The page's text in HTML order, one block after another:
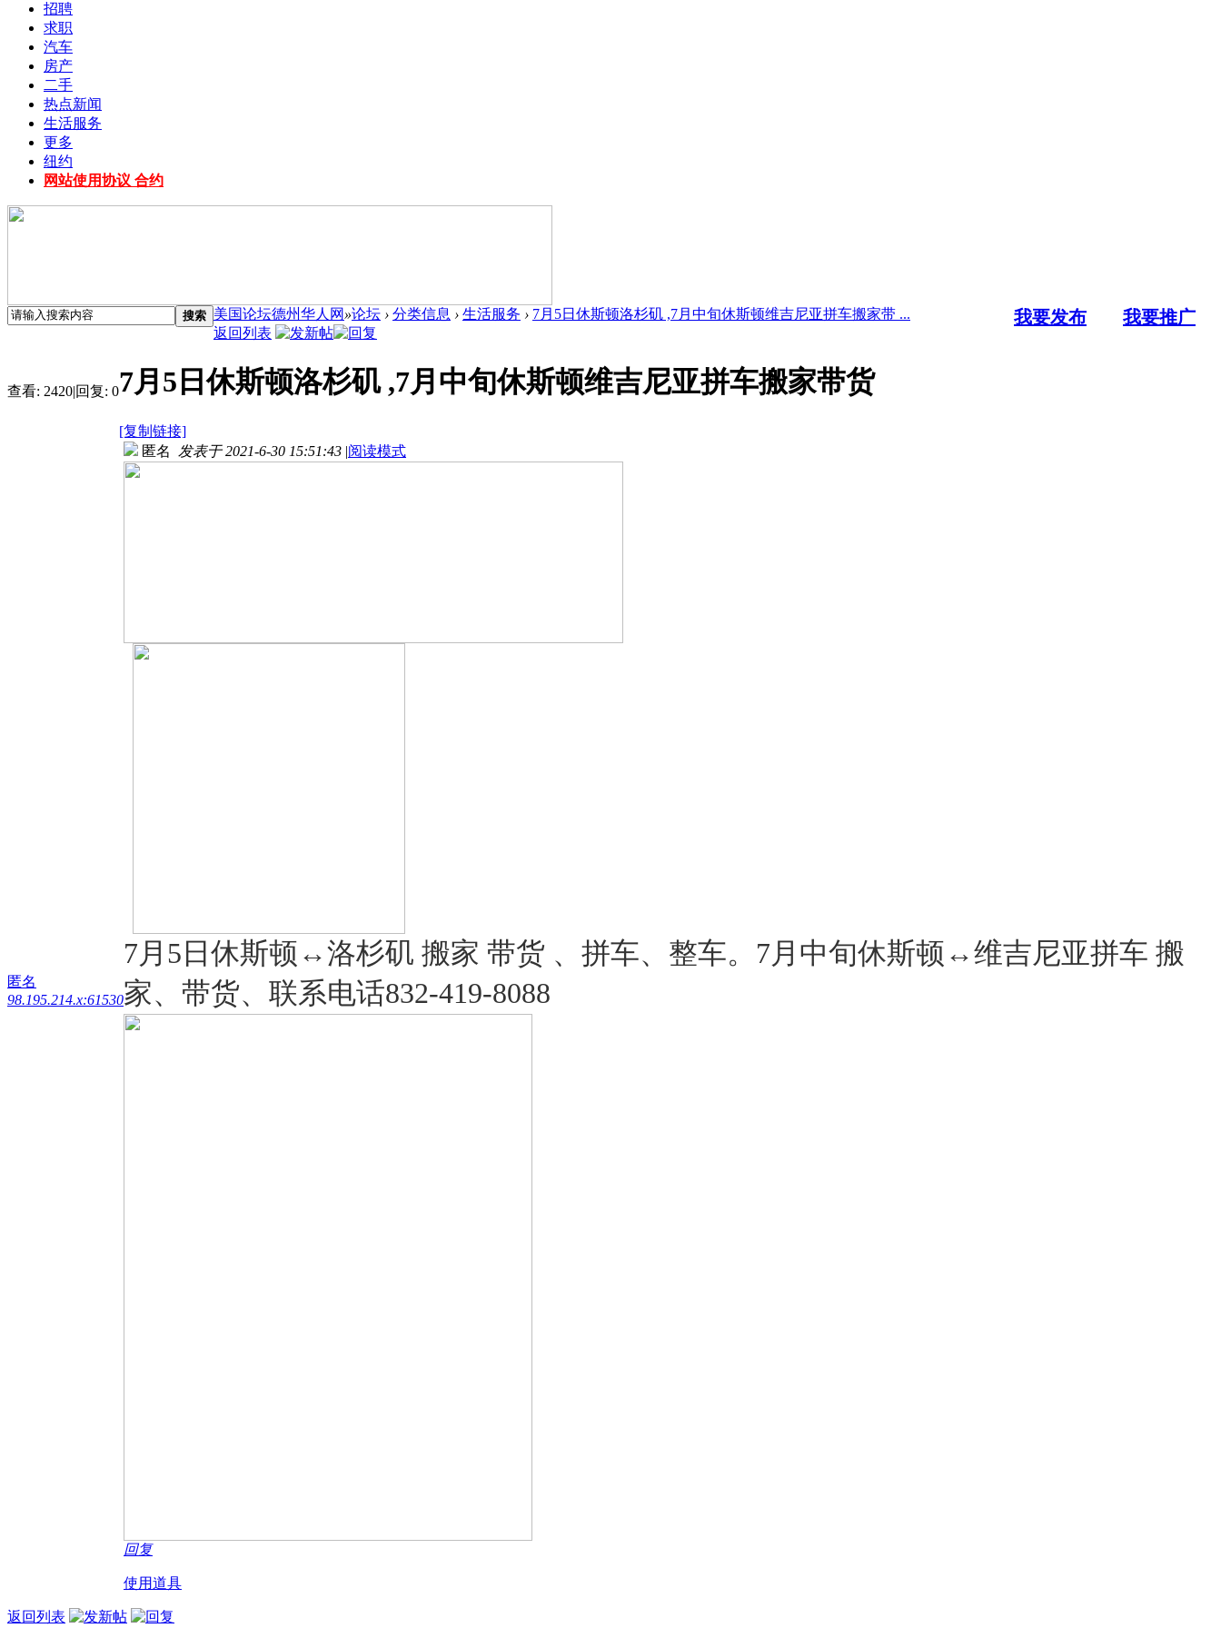
招聘
求职
汽车
房产
二手
热点新闻
生活服务
更多
纽约
网站使用协议 合约
搜索 我要发布 我要推广
美国论坛德州华人网 »论坛 › 分类信息 › 生活服务 › 7月5日休斯顿洛杉矶 ,7月中旬休斯顿维吉尼亚拼车搬家带 ...
返回列表
查看: 2420|回复: 07月5日休斯顿洛杉矶 ,7月中旬休斯顿维吉尼亚拼车搬家带货
[复制链接]
匿名
98.195.214.x:61530
匿名 发表于 2021-6-30 15:51:43 |阅读模式
7月5日休斯顿↔️洛杉矶 搬家 带货 、拼车、整车。7月中旬休斯顿↔️维吉尼亚拼车 搬
家、带货、联系电话832-419-8088
回复
使用道具
返回列表